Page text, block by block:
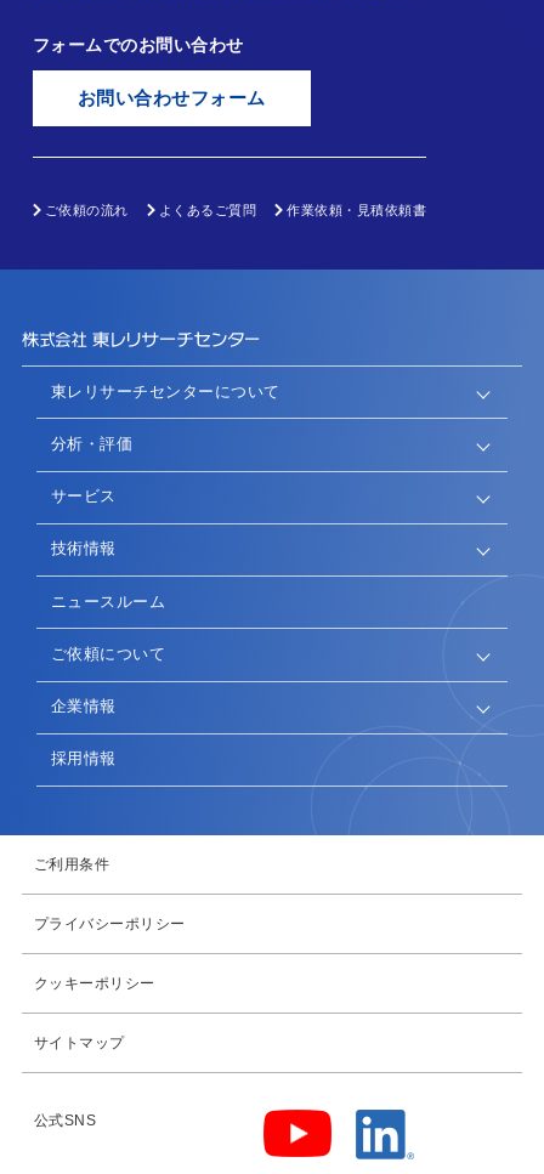
フォームでのお問い合わせ
お問い合わせフォーム
ご依頼の流れ よくあるご質問 作業依頼・見積依頼書
東レリサーチセンターについて
分析・評価
サービス
技術情報
ニュースルーム
ご依頼について
企業情報
採用情報
ご利用条件
プライバシーポリシー
クッキーポリシー
サイトマップ
公式SNS